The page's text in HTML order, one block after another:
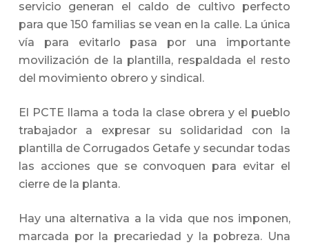
servicio generan el caldo de cultivo perfecto
para que 150 familias se vean en la calle. La única
vía para evitarlo pasa por una importante
movilización de la plantilla, respaldada el resto
del movimiento obrero y sindical.
El PCTE llama a toda la clase obrera y el pueblo
trabajador a expresar su solidaridad con la
plantilla de Corrugados Getafe y secundar todas
las acciones que se convoquen para evitar el
cierre de la planta.
Hay una alternativa a la vida que nos imponen,
marcada por la precariedad y la pobreza. Una